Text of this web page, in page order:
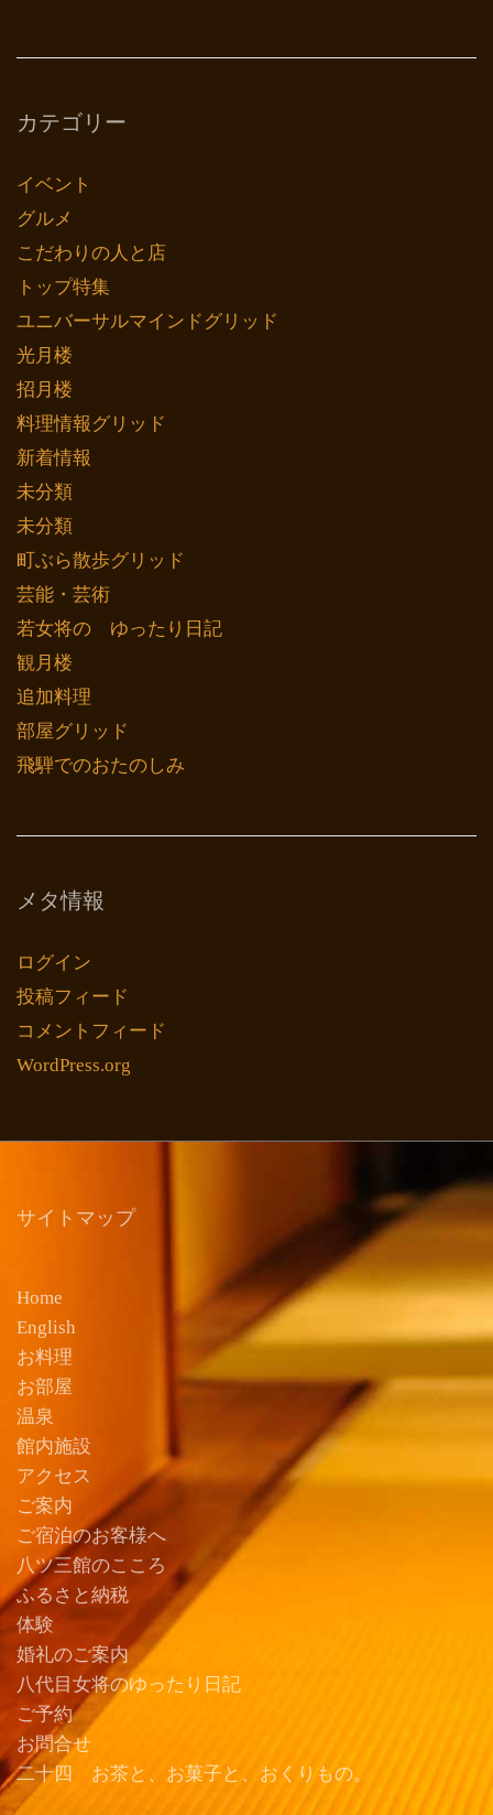
カテゴリー
イベント
グルメ
こだわりの人と店
トップ特集
ユニバーサルマインドグリッド
光月楼
招月楼
料理情報グリッド
新着情報
未分類
未分類
町ぶら散歩グリッド
芸能・芸術
若女将の ゆったり日記
観月楼
追加料理
部屋グリッド
飛騨でのおたのしみ
メタ情報
ログイン
投稿フィード
コメントフィード
WordPress.org
サイトマップ
Home
English
お料理
お部屋
温泉
館内施設
アクセス
ご案内
ご宿泊のお客様へ
八ツ三館のこころ
ふるさと納税
体験
婚礼のご案内
八代目女将のゆったり日記
ご予約
お問合せ
二十四 お茶と、お菓子と、おくりもの。